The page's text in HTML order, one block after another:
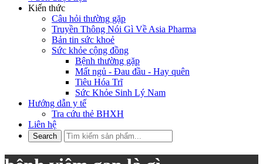
Kiến thức
Câu hỏi thường gặp
Truyền Thông Nói Gì Về Asia Pharma
Bản tin sức khoẻ
Sức khỏe cộng đồng
Bệnh thường gặp
Mất ngủ - Đau đầu - Hay quên
Tiêu Hóa Trĩ
Sức Khỏe Sinh Lý Nam
Hướng dẫn y tế
Tra cứu thẻ BHXH
Liên hệ